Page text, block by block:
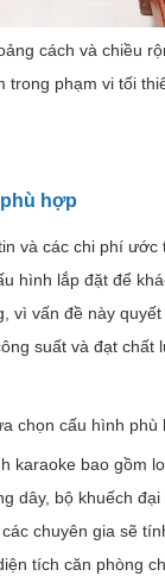
cách và chiều
trong phạm vi tối
hợp
và các chi phí ước
hình lắp đặt để
vì vấn đề này
suất và đạt chất
karaoke bao gồm
dây, bộ khuếch
chuyên gia sẽ
tích căn phòng